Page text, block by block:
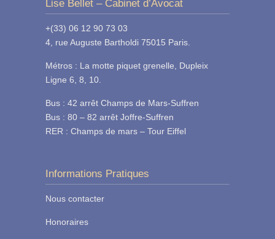
Lise Bellet – Cabinet d’Avocat
+(33) 06 12 90 73 03
4, rue Auguste Bartholdi 75015 Paris.
Métros : La motte piquet grenelle, Dupleix
Ligne 6, 8, 10.
Bus : 42 arrêt Champs de Mars-Suffren
Bus : 80 – 82 arrêt Joffre-Suffren
RER : Champs de mars – Tour Eiffel
Informations Pratiques
Nous contacter
Honoraires